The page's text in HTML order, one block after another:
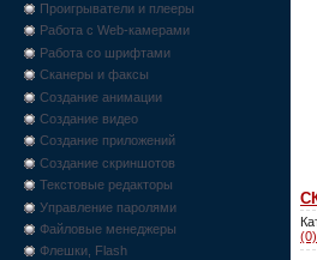
Проигрыватели и плееры
Работа с Web-камерами
Работа со шрифтами
Сканеры и факсы
Создание анимации
Создание видео
Создание приложений
Создание скриншотов
Текстовые редакторы
Управление паролями
Файловые менеджеры
Флешки, Flash